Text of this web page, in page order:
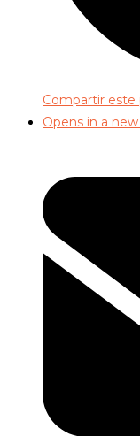
Compartir
Opens in a